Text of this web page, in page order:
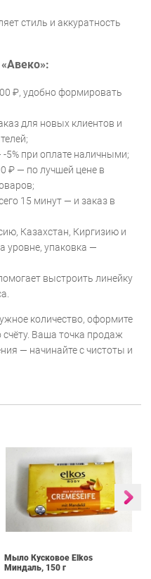
стиль и аккуратность
₽, удобно формировать
для новых клиентов и
при оплате наличными;
₽ — по лучшей цене в
15 минут — и заказ в
Казахстан, Киргизию и
уровне, упаковка —
выстроить линейку
количество, оформите
счёту. Ваша точка продаж
— начинайте с чистоты и
Мыло Кусковое Elkos
Миндаль, 150 г